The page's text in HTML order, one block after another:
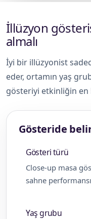
İllüzyon
almalı
İyi bir illüzyonist
eder, ortamın yaş
gösteriyi etkinliğin en
Gösteride
Gösteri türü
Close-up masa
sahne
Yaş grubu